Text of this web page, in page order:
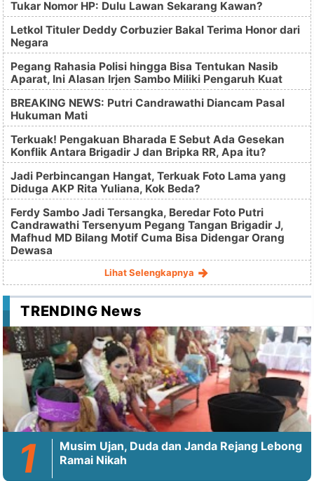
Tukar Nomor HP: Dulu Lawan Sekarang Kawan?
Letkol Tituler Deddy Corbuzier Bakal Terima Honor dari
Negara
Pegang Rahasia Polisi hingga Bisa Tentukan Nasib
Aparat, Ini Alasan Irjen Sambo Miliki Pengaruh Kuat
BREAKING NEWS: Putri Candrawathi Diancam Pasal
Hukuman Mati
Terkuak! Pengakuan Bharada E Sebut Ada Gesekan
Konflik Antara Brigadir J dan Bripka RR, Apa itu?
Jadi Perbincangan Hangat, Terkuak Foto Lama yang
Diduga AKP Rita Yuliana, Kok Beda?
Ferdy Sambo Jadi Tersangka, Beredar Foto Putri
Candrawathi Tersenyum Pegang Tangan Brigadir J,
Mafhud MD Bilang Motif Cuma Bisa Didengar Orang
Dewasa
Lihat Selengkapnya
TRENDING News
Musim Ujan, Duda dan Janda Rejang Lebong
Ramai Nikah